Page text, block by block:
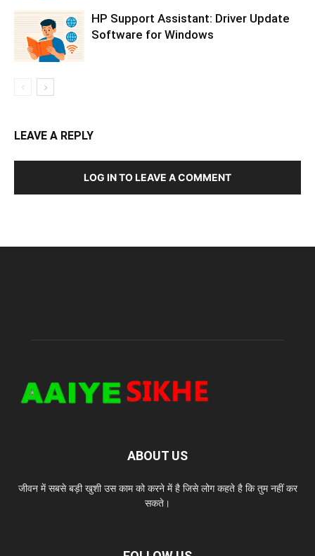
HP Support Assistant: Driver Update
Software for Windows
LEAVE A REPLY
LOG IN TO LEAVE A COMMENT
ABOUT US
जीवन में सबसे बड़ी खुशी उस काम को करने में है जिसे लोग कहते है कि तुम नहीं कर
सकते।